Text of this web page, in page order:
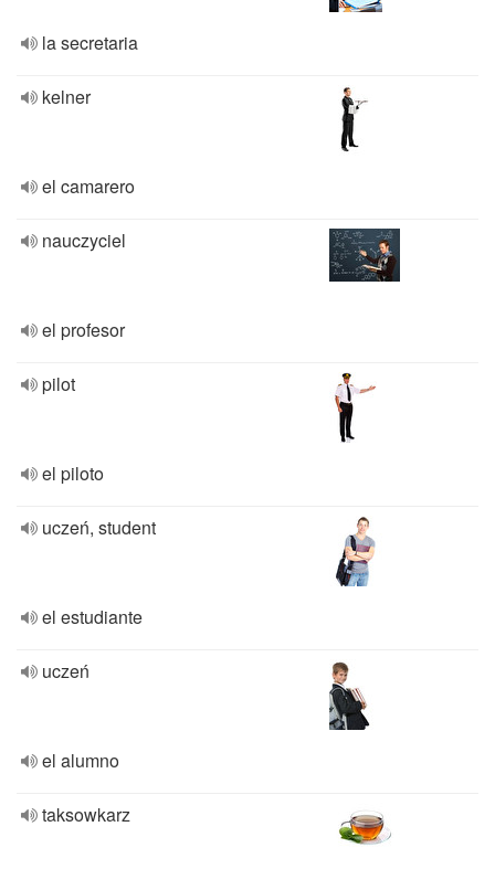
la secretaria
kelner
el camarero
nauczyciel
el profesor
pilot
el piloto
uczeń, student
el estudiante
uczeń
el alumno
taksowkarz